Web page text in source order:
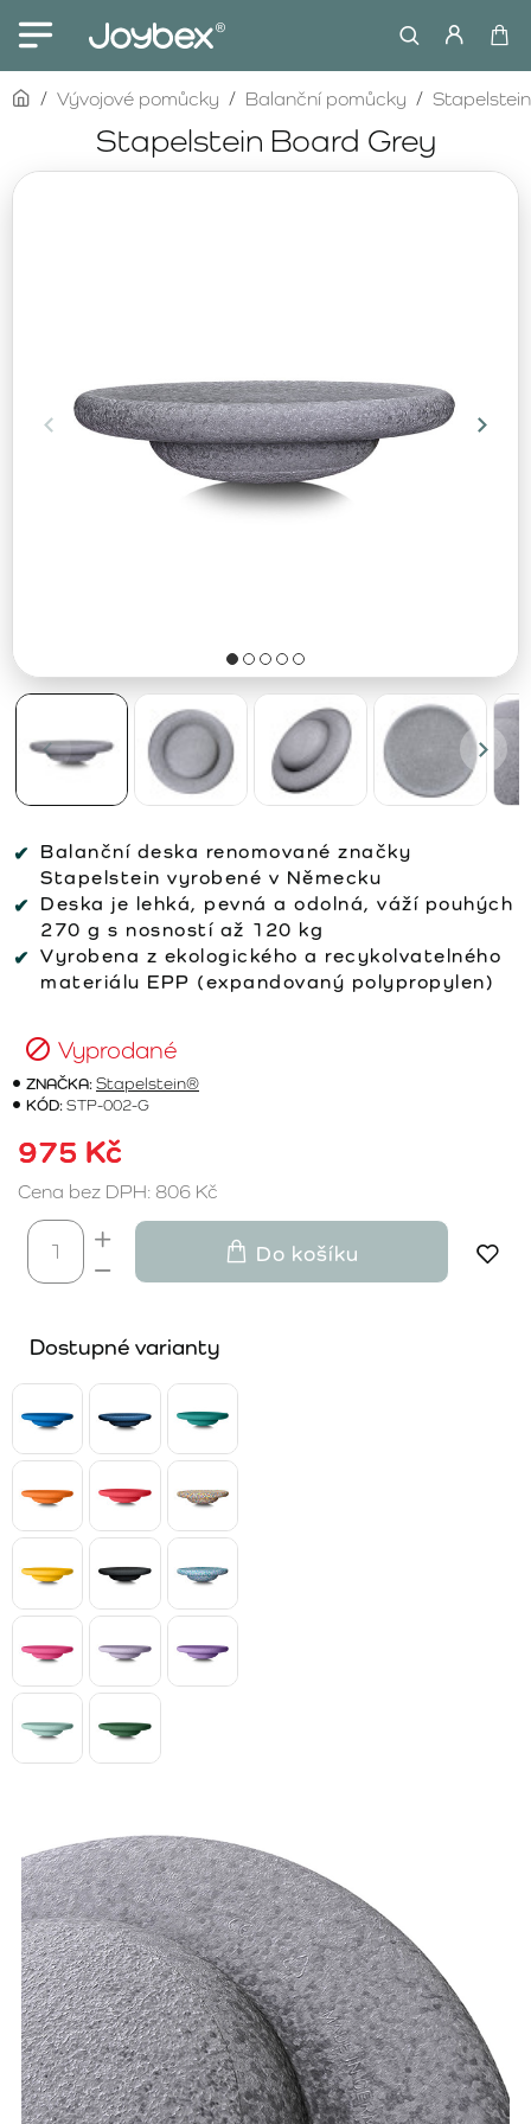
Stapelstein Board Grey
homeVývojové pomůcky Balanční pomůcky Stapelstein
Balanční deska renomované značky
Stapelstein vyrobené v Německu
Deska je lehká, pevná a odolná, váží pouhých
270 g s nosností až 120 kg
Vyrobena z ekologického a recykolvatelného
materiálu EPP (expandovaný polypropylen)
Vyprodané
ZNAČKA:Stapelstein®
KÓD:STP-002-G
975 Kč
Cena bez DPH: 806 Kč
Do košíku
Dostupné varianty